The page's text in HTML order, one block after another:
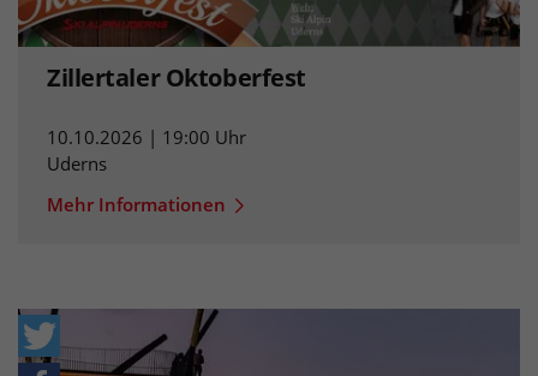
Zillertaler Oktoberfest
10.10.2026 | 19:00 Uhr
Uderns
Mehr Informationen